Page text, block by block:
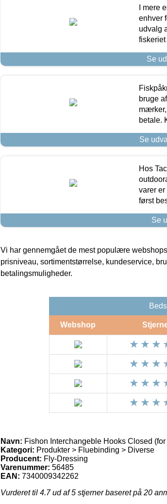
I mere
enhver
udvalg
Se
bruge
betale.
Se
Hos
varer
først
Se
Vi har gennemgået de mest populære
prisniveau, sortimentstørrelse, kundeservice,
betalingsmuligheder.
Webshop
Navn: Fishon Interchangeble Hooks Closed
Kategori: Produkter > Fluebinding > Diverse
Producent: Fly-Dressing
Varenummer: 56485
EAN: 7340009342262
Vurderet til 4.7ud af 5 stjerner baseret på 20